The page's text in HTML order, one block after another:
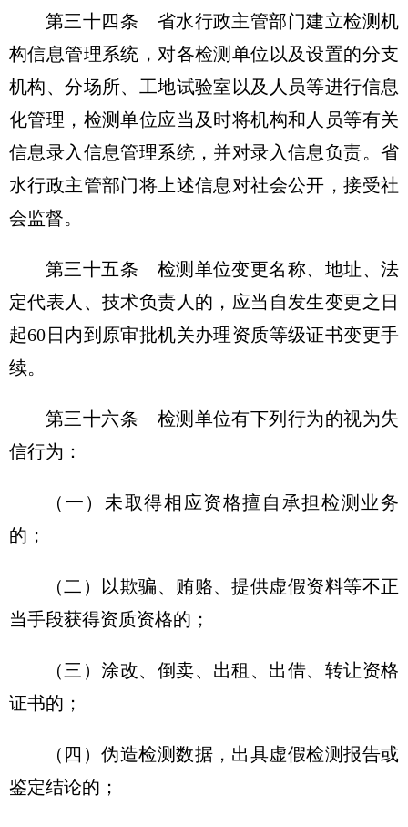
第三十四条 省水行政主管部门建立检测机
构信息管理系统，对各检测单位以及设置的分支
机构、分场所、工地试验室以及人员等进行信息
化管理，检测单位应当及时将机构和人员等有关
信息录入信息管理系统，并对录入信息负责。省
水行政主管部门将上述信息对社会公开，接受社
会监督。
第三十五条 检测单位变更名称、地址、法
定代表人、技术负责人的，应当自发生变更之日
起60日内到原审批机关办理资质等级证书变更手
续。
第三十六条 检测单位有下列行为的视为失
信行为：
（一）未取得相应资格擅自承担检测业务
的；
（二）以欺骗、贿赂、提供虚假资料等不正
当手段获得资质资格的；
（三）涂改、倒卖、出租、出借、转让资格
证书的；
（四）伪造检测数据，出具虚假检测报告或
鉴定结论的；